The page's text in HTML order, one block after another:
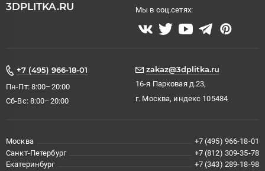
3DPLITKA.RU Мы в соц.сетях:
+7 (495) 966-18-01
Пн-Пт: 8:00–20:00
Сб-Вс: 8:00–20:00
zakaz@3dplitka.ru
16-я Парковая д.23,
г. Москва, индекс 105484
Москва
+7 (495) 966-18-01
Санкт-Петербург
+7 (812) 309-35-78
Екатеринбург
+7 (343) 289-18-98